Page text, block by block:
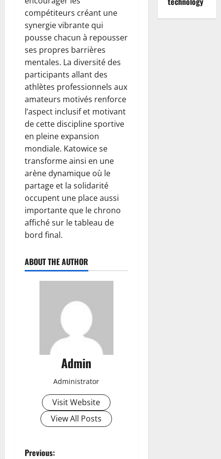
compétiteurs créant une
synergie vibrante qui
pousse chacun à repousser
ses propres barrières
mentales. La diversité des
participants allant des
athlètes professionnels aux
amateurs motivés renforce
l’aspect inclusif et motivant
de cette discipline sportive
en pleine expansion
mondiale. Katowice se
transforme ainsi en une
arène dynamique où le
partage et la solidarité
occupent une place aussi
importante que le chrono
affiché sur le tableau de
bord final.
ABOUT THE AUTHOR
Admin
Administrator
Visit Website
View All Posts
Previous: